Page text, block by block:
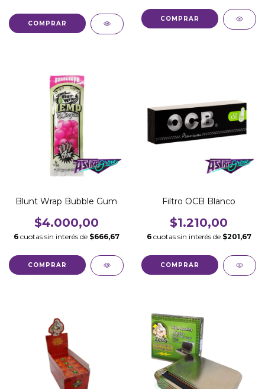
Blunt Wrap Bubble Gum
$4.000,00
6 cuotas sin interés de $666,67
Filtro OCB Blanco
$1.210,00
6 cuotas sin interés de $201,67